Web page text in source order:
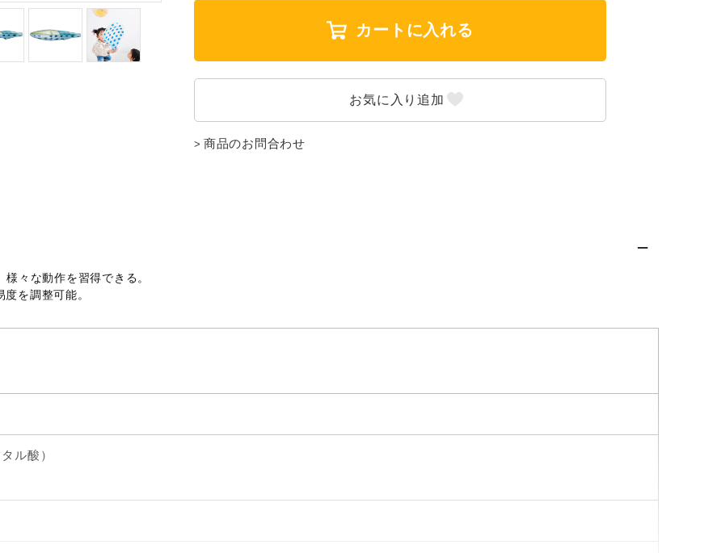
カートに入れる
商品のお問合わせ
々な動作を習得できる。
を調整可能。
ル酸）